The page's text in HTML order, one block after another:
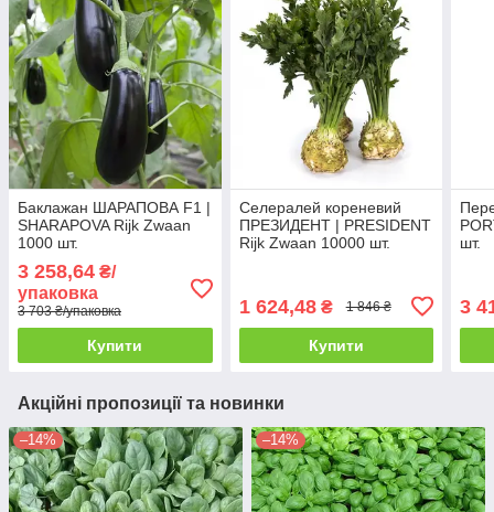
Баклажан ШАРАПОВА F1 |
SHARAPOVA Rijk Zwaan
1000 шт.
3 258,64 ₴/
упаковка
3 703 ₴/упаковка
Купити
Селералей кореневий
ПРЕЗИДЕНТ | PRESIDENT
Rijk Zwaan 10000 шт.
1 624,48₴ 1 846 ₴
Купити
шт.
3
Акційні пропозиції та новинки
–14% –14%